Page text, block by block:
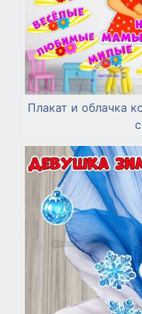
Плакат и облачка